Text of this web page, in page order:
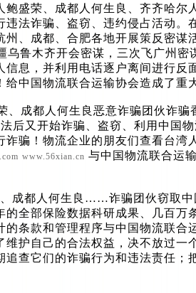
盛荣、成都人何生良、齐齐哈尔
法诈骗、盗窃、违约侵占活动。
、成都、合肥各地开展策反密谋
乌鲁木齐开会密谋，三次飞广州密
息，并利用电话逐户离间进行反
中国物流联合运输协会造成了重
成都人何生良恶意诈骗团伙诈骗
后又开始诈骗、盗窃、利用中国
诈骗！物流企业的朋友们查看台湾
www.56xian.cn 与中国物流联合运
成都人何生良……诈骗团伙窃取中
全部保险数据科研成果、几百万
条款和管理程序与中国物流联合
护自己的合法权益，决不放过一
查它们的诈骗行为和违法责任；